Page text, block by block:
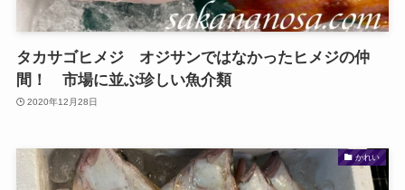
タカサゴヒメジ オジサンではなかったヒメジの仲
間！ 市場に並ぶ珍しい魚介類
2020年12月28日
かれい